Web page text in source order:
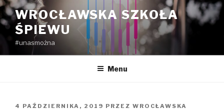
Przejdź
do
treści
WROCŁAWSKA SZKOŁA
ŚPIEWU
#unasmożna
Menu
OPUBLIKOWANE
4 PAŹDZIERNIKA, 2019 PRZEZ WROCŁAWSKA